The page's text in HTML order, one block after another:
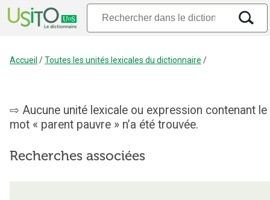
Accueil /Toutes les unités lexicales du dictionnaire /
Aucune unité lexicale ou expression contenant le
mot « parent pauvre » n’a été trouvée.
Recherches associées